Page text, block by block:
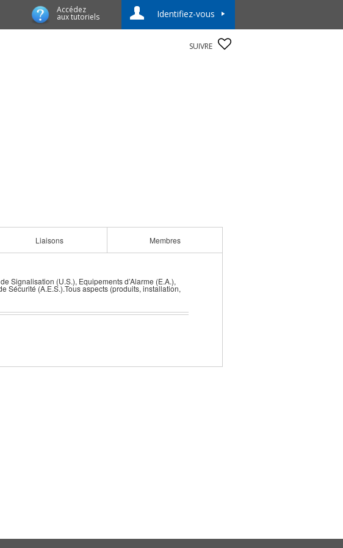
Accédez
aux tutoriels Identifiez-vous
SUIVRE
Liaisons Membres
Signalisation (U.S.), Equipements d’Alarme (E.A.),
Sécurité (A.E.S.).Tous aspects (produits, installation,